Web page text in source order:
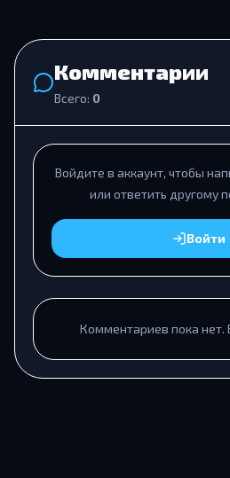
Комментарии
Всего: 0
Войдите в аккаунт, чтобы
или ответить другому
Войти
Комментариев пока нет.